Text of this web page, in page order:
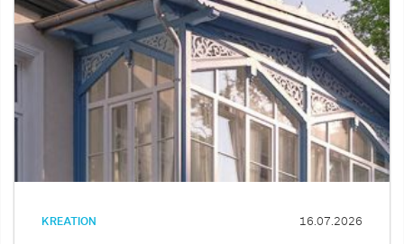
KREATION 16.07.2026